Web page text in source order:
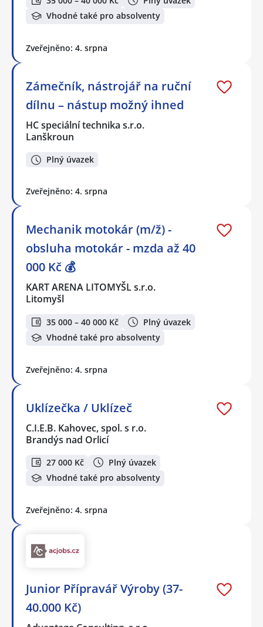
Vhodné také pro absolventy
Zveřejněno: 4. srpna
Zámečník, nástrojář na ruční
dílnu – nástup možný ihned
HC speciální technika s.r.o.
Lanškroun
Plný úvazek
Zveřejněno: 4. srpna
Mechanik motokár (m/ž) -
obsluha motokár - mzda až 40
000 Kč 💰
KART ARENA LITOMYŠL s.r.o.
Litomyšl
35 000 – 40 000 Kč
Plný úvazek
Vhodné také pro absolventy
Zveřejněno: 4. srpna
Uklízečka / Uklízeč
C.I.E.B. Kahovec, spol. s r.o.
Brandýs nad Orlicí
27 000 Kč
Plný úvazek
Vhodné také pro absolventy
Zveřejněno: 4. srpna
Junior Přípravář Výroby (37-
40.000 Kč)